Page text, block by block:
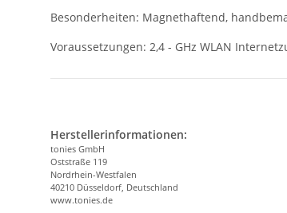
Besonderheiten: Magnethaftend,
Voraussetzungen: 2,4 - GHz WLAN
Herstellerinformationen:
tonies GmbH
Oststraße 119
Nordrhein-Westfalen
40210 Düsseldorf, Deutschland
www.tonies.de